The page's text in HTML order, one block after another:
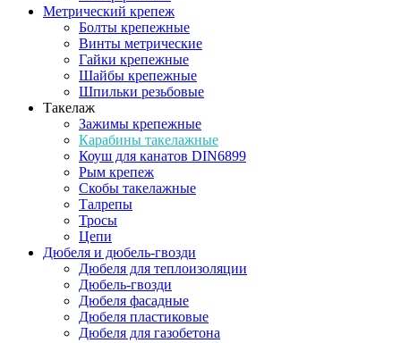
Метрический крепеж
Болты крепежные
Винты метрические
Гайки крепежные
Шайбы крепежные
Шпильки резьбовые
Такелаж
Зажимы крепежные
Карабины такелажные
Коуш для канатов DIN6899
Рым крепеж
Скобы такелажные
Талрепы
Тросы
Цепи
Дюбеля и дюбель-гвозди
Дюбеля для теплоизоляции
Дюбель-гвозди
Дюбеля фасадные
Дюбеля пластиковые
Дюбеля для газобетона